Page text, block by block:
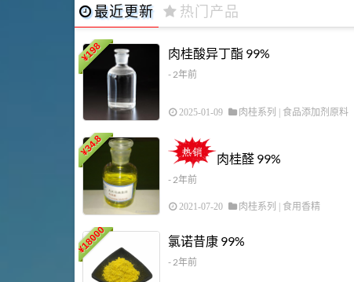
最近更新 热门产品
¥
198 肉桂酸异丁酯 99%
- 2年前
2025-01-09 肉桂系列 食品添加剂原料
¥
34.8
肉桂醛 99%
- 2年前
2021-07-20 肉桂系列 | 食用香精
¥
18000 氯诺昔康 99%
- 2年前